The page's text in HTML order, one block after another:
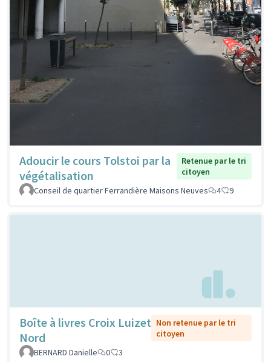
Adoucir le cours Tolstoi par la
végétalisation
Retenue par le tri
citoyen
Conseil de quartier Ferrandière Maisons Neuves
4 9
Boîte à livres Croix Luizet
Nord
Non retenue par le tri
citoyen
BERNARD Danielle
0 3